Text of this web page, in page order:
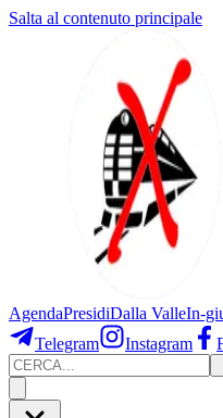
Salta al contenuto principale
AgendaPresidiDalla ValleIn-
Telegram
Instagram